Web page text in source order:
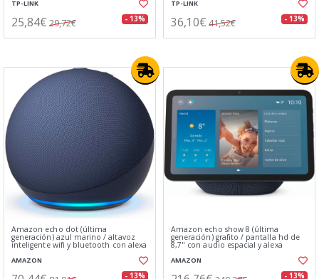
TP-LINK
25,84€ 29,72€ - 13%
TP-LINK
36,10€ 41,52€ - 13%
Amazon echo dot (última
generación) azul marino / altavoz
inteligente wifi y bluetooth con alexa
AMAZON
- 13%
Amazon echo show 8 (última
generación) grafito / pantalla hd de
8,7" con audio espacial y alexa
AMAZON
- 13%